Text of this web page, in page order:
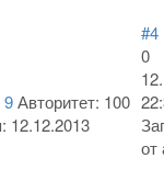
9Авторитет: 100
12.12.2013
#4
0
от